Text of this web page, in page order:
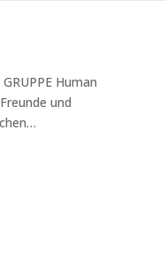
Human
und